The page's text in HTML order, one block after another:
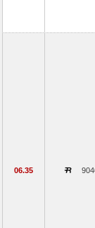
06.35